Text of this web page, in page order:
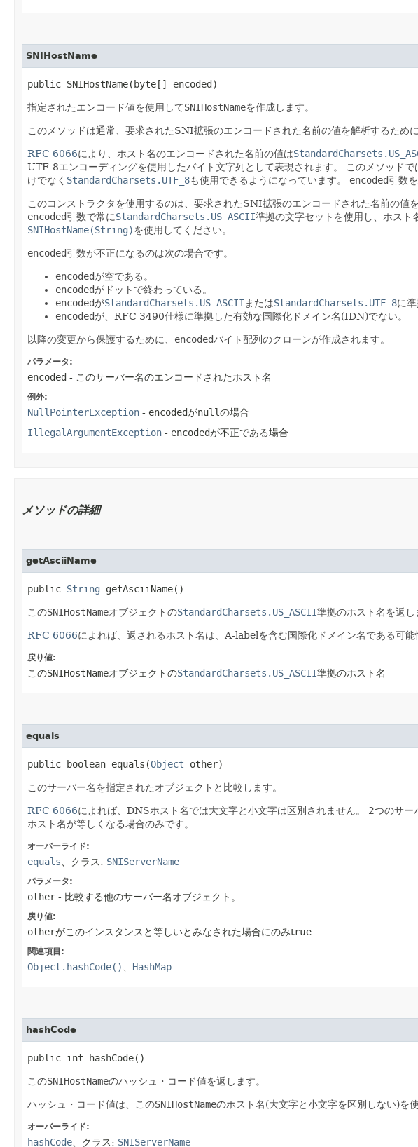
SNIHostName
public SNIHostName​(byte[] encoded)
指定されたエンコード値を使用してSNIHostNameを作成します。
このメソッドは通常、要求されたSNI拡張のエンコードされた名前の値を解析するために
RFC 6066により、ホスト名のエンコードされた名前の値は
UTF-8エンコーディングを使用したバイト文字列として表現されます。
このメソッドで
けでなく StandardCharsets.UTF_8も使用できるようになっています。 encoded引数
このコンストラクタを使用するのは、要求されたSNI拡張のエンコードされた名前の値
encoded引数で常にStandardCharsets.US_ASCII準拠の文字セットを使用し、ホス
SNIHostName(String)を使用してください。
encoded引数が不正になるのは次の場合です。
encodedが空である。
encodedがドットで終わっている。
encodedがStandardCharsets.US_ASCII またはStandardCharsets.UTF_8に
encodedが、RFC 3490仕様に準拠した有効な国際化ドメイン名(IDN)でない。
以降の変更から保護するために、 encodedバイト配列のクローンが作成されます。
パラメータ:
encoded - このサーバー名のエンコードされたホスト名
例外:
NullPointerException - encodedがnullの場合
IllegalArgumentException - encodedが不正である場合
メソッドの詳細
getAsciiName
public String getAsciiName()
このSNIHostNameオブジェクトのStandardCharsets.US_ASCII準拠のホスト名を返し
RFC 6066によれば、返されるホスト名は、A-labelを含む国際化ドメイン名である可能
戻り値:
このSNIHostNameオブジェクトのStandardCharsets.US_ASCII準拠のホスト名
equals
public boolean equals​(Object other)
このサーバー名を指定されたオブジェクトと比較します。
RFC 6066によれば、DNSホスト名では大文字と小文字は区別されません。
2つのサー
ホスト名が等しくなる場合のみです。
オーバーライド:
equals 、クラス: SNIServerName
パラメータ:
other - 比較する他のサーバー名オブジェクト。
戻り値:
otherがこのインスタンスと等しいとみなされた場合にのみtrue
関連項目:
Object.hashCode() HashMap
hashCode
public int hashCode()
このSNIHostNameのハッシュ・コード値を返します。
ハッシュ・コード値は、このSNIHostNameのホスト名(大文字と小文字を区別しない)を
オーバーライド:
hashCode 、クラス: SNIServerName